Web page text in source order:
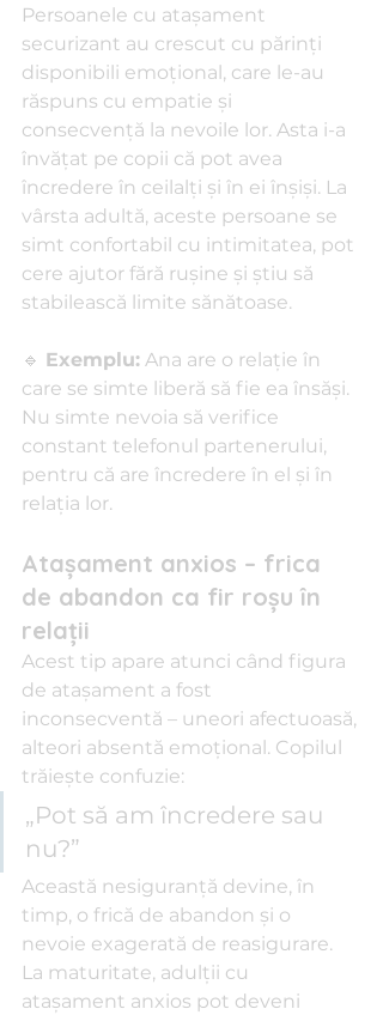
Persoanele cu atașament
securizant au crescut cu părinți
disponibili emoțional, care le-au
răspuns cu empatie și
consecvență la nevoile lor. Asta i-a
învățat pe copii că pot avea
încredere în ceilalți și în ei înșiși. La
vârsta adultă, aceste persoane se
simt confortabil cu intimitatea, pot
cere ajutor fără rușine și știu să
stabilească limite sănătoase.
🔹 Exemplu: Ana are o relație în
care se simte liberă să fie ea însăși.
Nu simte nevoia să verifice
constant telefonul partenerului,
pentru că are încredere în el și în
relația lor.
Atașament anxios – frica
de abandon ca fir roșu în
relații
Acest tip apare atunci când figura
de atașament a fost
inconsecventă – uneori afectuoasă,
alteori absentă emoțional. Copilul
trăiește confuzie:
„Pot să am încredere sau
nu?”
Această nesiguranță devine, în
timp, o frică de abandon și o
nevoie exagerată de reasigurare.
La maturitate, adulții cu
atașament anxios pot deveni